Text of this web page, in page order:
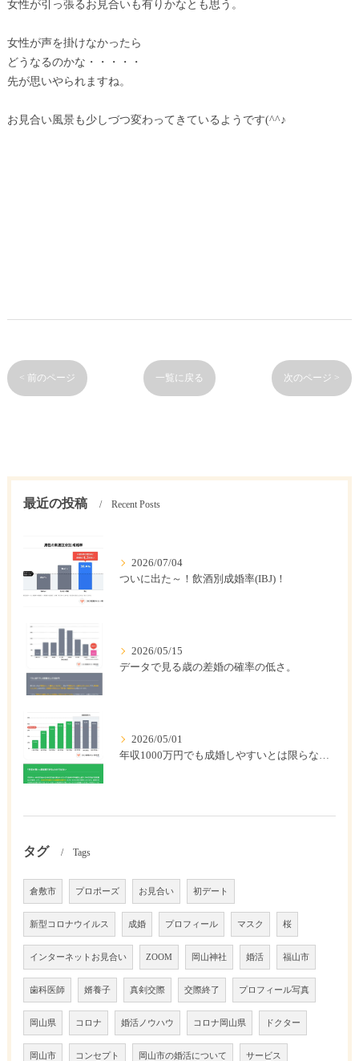
女性が引っ張るお見合いも有りかなとも思う。
女性が声を掛けなかったら
どうなるのかな・・・・・
先が思いやられますね。
お見合い風景も少しづつ変わってきているようです(^^♪
< 前のページ 一覧に戻る 次のページ >
最近の投稿 Recent Posts
2026/07/04
ついに出た～！飲酒別成婚率(IBJ)！
2026/05/15
データで見る歳の差婚の確率の低さ。
2026/05/01
タグ Tags
倉敷市 プロポーズ お見合い 初デート
新型コロナウイルス 成婚 プロフィール マスク 桜
インターネットお見合い ZOOM 岡山神社 婚活 福山市
歯科医師 婿養子 真剣交際 交際終了 プロフィール写真
岡山県 コロナ 婚活ノウハウ コロナ岡山県 ドクター
岡山市 コンセプト 岡山市の婚活について サービス